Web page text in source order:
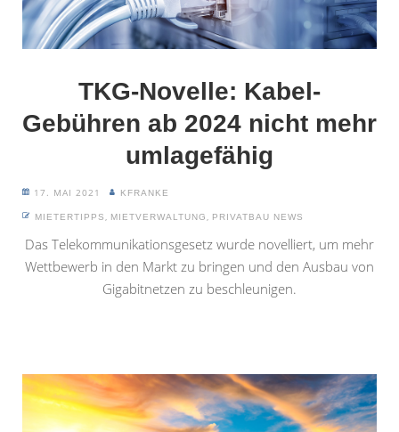
TKG-Novelle: Kabel-
Gebühren ab 2024 nicht mehr
umlagefähig
17. MAI 2021 KFRANKE
MIETERTIPPS, MIETVERWALTUNG, PRIVATBAU NEWS
Das Telekommunikationsgesetz wurde novelliert, um mehr
Wettbewerb in den Markt zu bringen und den Ausbau von
Gigabitnetzen zu beschleunigen.